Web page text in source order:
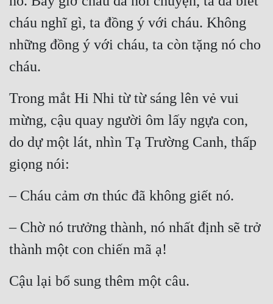
cháu nghĩ gì, ta đồng ý với cháu. Không
những đồng ý với cháu, ta còn tặng nó cho
cháu.
Trong mắt Hi Nhi từ từ sáng lên vẻ vui
mừng, cậu quay người ôm lấy ngựa con,
do dự một lát, nhìn Tạ Trường Canh, thấp
giọng nói:
– Cháu cảm ơn thúc đã không giết nó.
– Chờ nó trưởng thành, nó nhất định sẽ trở
thành một con chiến mã ạ!
Cậu lại bổ sung thêm một câu.